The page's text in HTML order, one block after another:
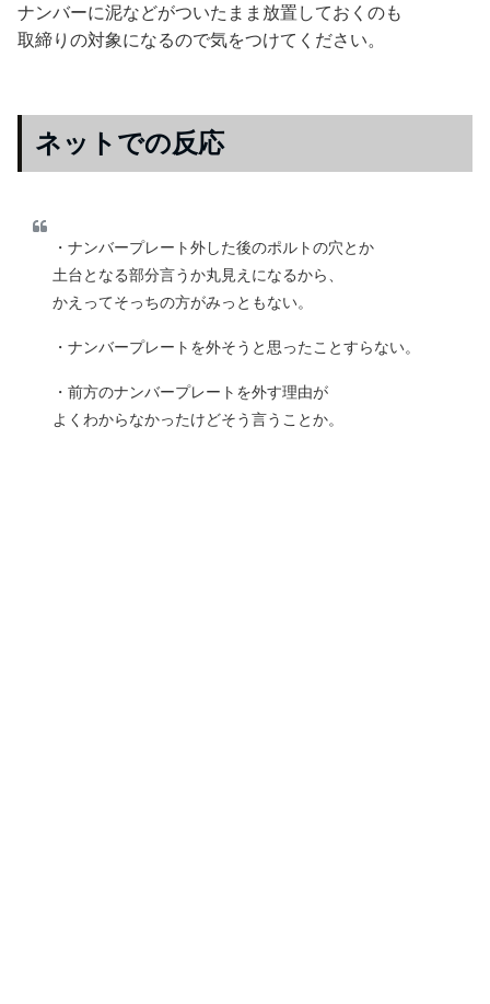
ナンバーに泥などがついたまま放置しておくのも
取締りの対象になるので気をつけてください。
ネットでの反応
・ナンバープレート外した後のポルトの穴とか
土台となる部分言うか丸見えになるから、
かえってそっちの方がみっともない。
・ナンバープレートを外そうと思ったことすらない。
・前方のナンバープレートを外す理由が
よくわからなかったけどそう言うことか。